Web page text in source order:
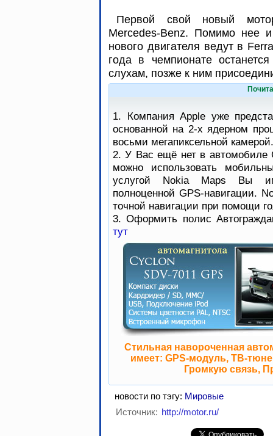
Первой свой новый
Mercedes-Benz. Помимо нее
нового двигателя ведут в
года в чемпионате
слухам, позже к ним
1. Компания Apple уже
основанной на 2-х ядерном
восьми мегапиксельной камерой.
2. У Вас ещё нет в автомобиле
можно использовать
услугой Nokia Maps Вы
полноценной GPS-навигации.
точной навигации при помощи
3. Оформить полис
тут
Стильная навороченная
имеет: GPS-модуль, ТВ-
Громкую связь,
новости по тэгу: Мировые
Источник: http://motor.ru/